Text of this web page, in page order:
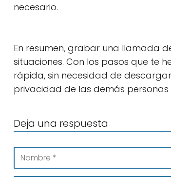
necesario.
En resumen, grabar una llamada
situaciones. Con los pasos que te
rápida, sin necesidad de
privacidad de las demás personas
Deja una respuesta